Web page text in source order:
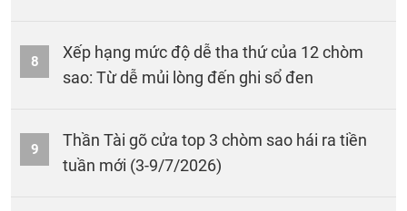
8
Xếp hạng mức độ dễ tha thứ của 12 chòm
sao: Từ dễ mủi lòng đến ghi sổ đen
9
Thần Tài gõ cửa top 3 chòm sao hái ra tiền
tuần mới (3-9/7/2026)